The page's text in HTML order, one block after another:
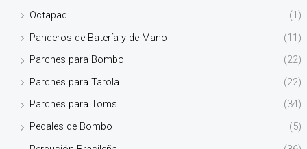
Octapad
(1)
Panderos de Batería y de Mano
(11)
Parches para Bombo
(22)
Parches para Tarola
(22)
Parches para Toms
(34)
Pedales de Bombo
(5)